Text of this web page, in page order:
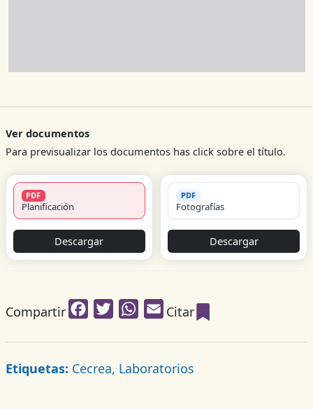
Ver documentos
Para previsualizar los documentos has click sobre el título.
PDF
Planificación
Descargar
PDF
Fotografías
Descargar
Compartir FacebookTwitterWhatsApp
Email
Citar
Etiquetas: Cecrea, Laboratorios